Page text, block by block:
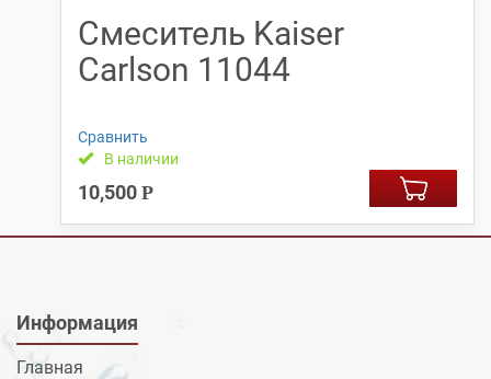
Смеситель Kaiser
Carlson 11044
Сравнить
В наличии
10,500 Р
Информация
Главная